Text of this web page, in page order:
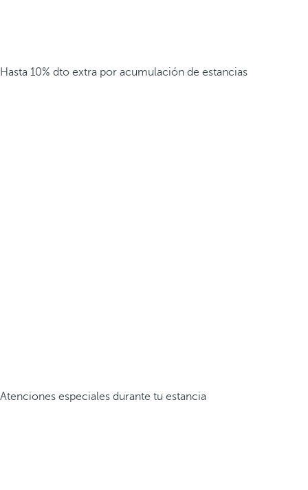
Hasta 10% dto extra por acumulación de estancias
Atenciones especiales durante tu estancia